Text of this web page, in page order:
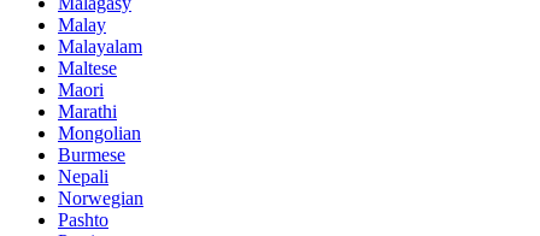
Malay
Malayalam
Maltese
Maori
Marathi
Mongolian
Burmese
Nepali
Norwegian
Pashto